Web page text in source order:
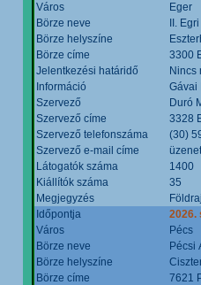
Város
Eger
Börze neve
II.
Börze helyszíne
Börze címe
3300
Jelentkezési határidő
Nincs
Információ
Gávai
Szervező
Duró
Szervező címe
3328
Szervező telefonszáma
(30)
Szervező e-mail címe
Látogatók száma
1400
Kiállítók száma
35
Megjegyzés
Időpontja
2026.
Város
Pécs
Börze neve
Pécsi
Börze helyszíne
Börze címe
7621